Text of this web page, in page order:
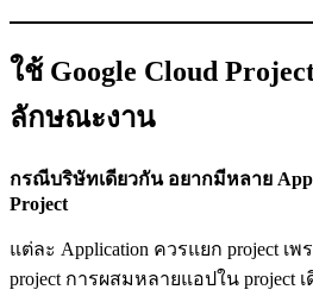
ใช้ Google Cloud
ลักษณะงาน
กรณีบริษัทเดียวกัน อยากมีหลาย
Project
แต่ละ Application ควรแยก project เพร
project การผสมหลายแอปใน project